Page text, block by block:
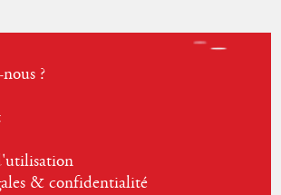
?
& confidentialité